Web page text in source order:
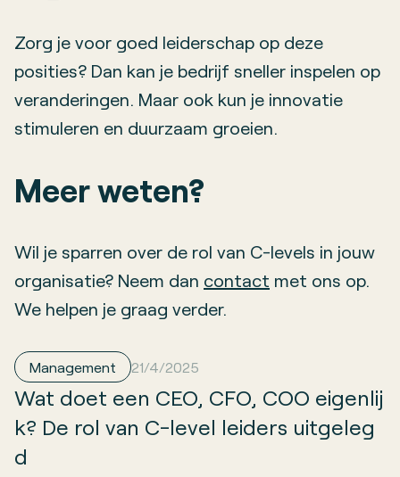
Zorg je voor goed leiderschap op deze
posities? Dan kan je bedrijf sneller inspelen op
veranderingen. Maar ook kun je innovatie
stimuleren en duurzaam groeien.
Meer weten?
Wil je sparren over de rol van C-levels in jouw
organisatie? Neem dan contact met ons op.
We helpen je graag verder.
Management 21/4/2025
Wat doet een CEO, CFO, COO eigenlij
k? De rol van C-level leiders uitgeleg
d